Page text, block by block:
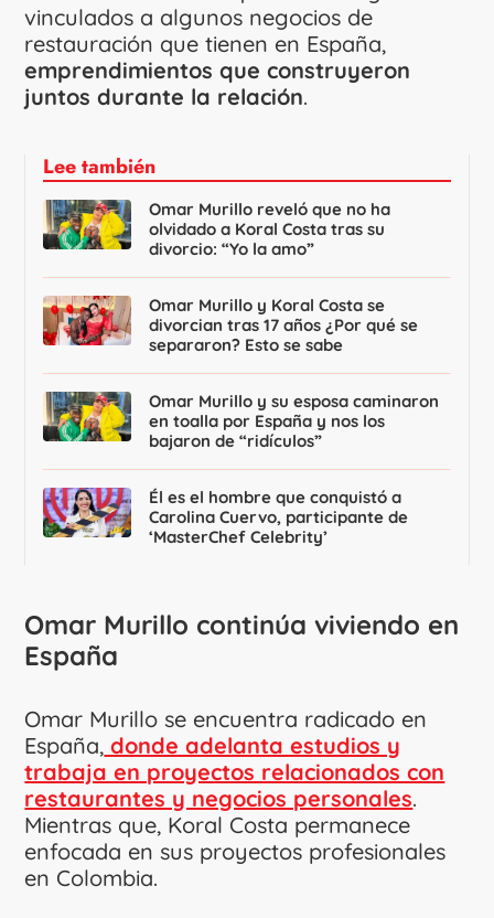
vinculados a algunos negocios de
restauración que tienen en España,
emprendimientos que construyeron
juntos durante la relación.
Lee también
Omar Murillo reveló que no ha
olvidado a Koral Costa tras su
divorcio: “Yo la amo”
Omar Murillo y Koral Costa se
divorcian tras 17 años ¿Por qué se
separaron? Esto se sabe
Omar Murillo y su esposa caminaron
en toalla por España y nos los
bajaron de “ridículos”
Él es el hombre que conquistó a
Carolina Cuervo, participante de
‘MasterChef Celebrity’
Omar Murillo continúa viviendo en
España
Omar Murillo se encuentra radicado en
España, donde adelanta estudios y
trabaja en proyectos relacionados con
restaurantes y negocios personales.
Mientras que, Koral Costa permanece
enfocada en sus proyectos profesionales
en Colombia.